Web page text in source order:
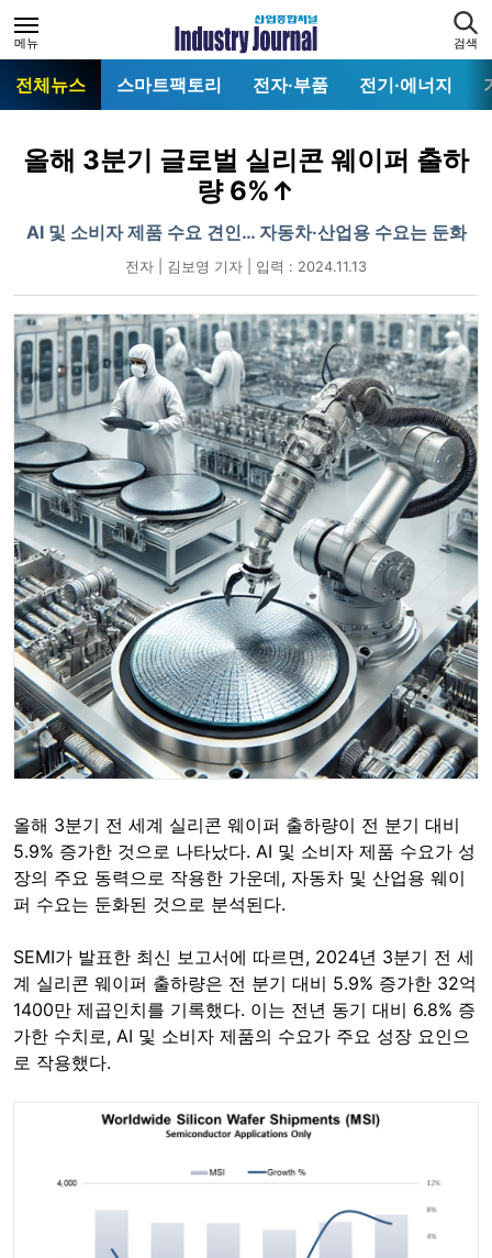
메뉴 검색
전체뉴스 스마트팩토리 전자·부품 전기·에너지
올해 3분기 글로벌 실리콘 웨이퍼 출하
량 6%↑
AI 및 소비자 제품 수요 견인… 자동차·산업용 수요는 둔화
전자 | 김보영 기자 | 입력 : 2024.11.13
올해 3분기 전 세계 실리콘 웨이퍼 출하량이 전 분기 대비
5.9% 증가한 것으로 나타났다. AI 및 소비자 제품 수요가 성
장의 주요 동력으로 작용한 가운데, 자동차 및 산업용 웨이
퍼 수요는 둔화된 것으로 분석된다.
SEMI가 발표한 최신 보고서에 따르면, 2024년 3분기 전 세
계 실리콘 웨이퍼 출하량은 전 분기 대비 5.9% 증가한 32억
1400만 제곱인치를 기록했다. 이는 전년 동기 대비 6.8% 증
가한 수치로, AI 및 소비자 제품의 수요가 주요 성장 요인으
로 작용했다.